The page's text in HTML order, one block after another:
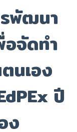
พัฒนา
จัดทำ
นเอง
ปี
ง